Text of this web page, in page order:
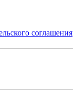
соглашения